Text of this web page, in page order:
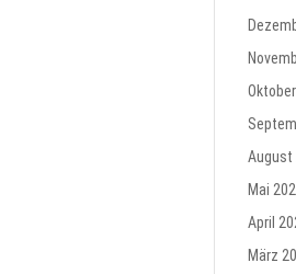
August
Mai
April
März